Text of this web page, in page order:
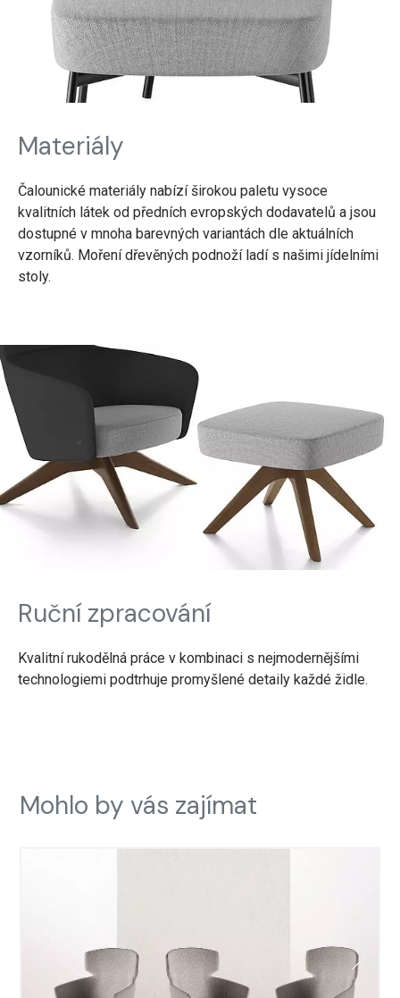
Materiály
Čalounické materiály nabízí širokou paletu vysoce
kvalitních látek od předních evropských dodavatelů a jsou
dostupné v mnoha barevných variantách dle aktuálních
vzorníků. Moření dřevěných podnoží ladí s našimi jídelními
stoly.
Ruční zpracování
Kvalitní rukodělná práce v kombinaci s nejmodernějšími
technologiemi podtrhuje promyšlené detaily každé židle.
Mohlo by vás zajímat